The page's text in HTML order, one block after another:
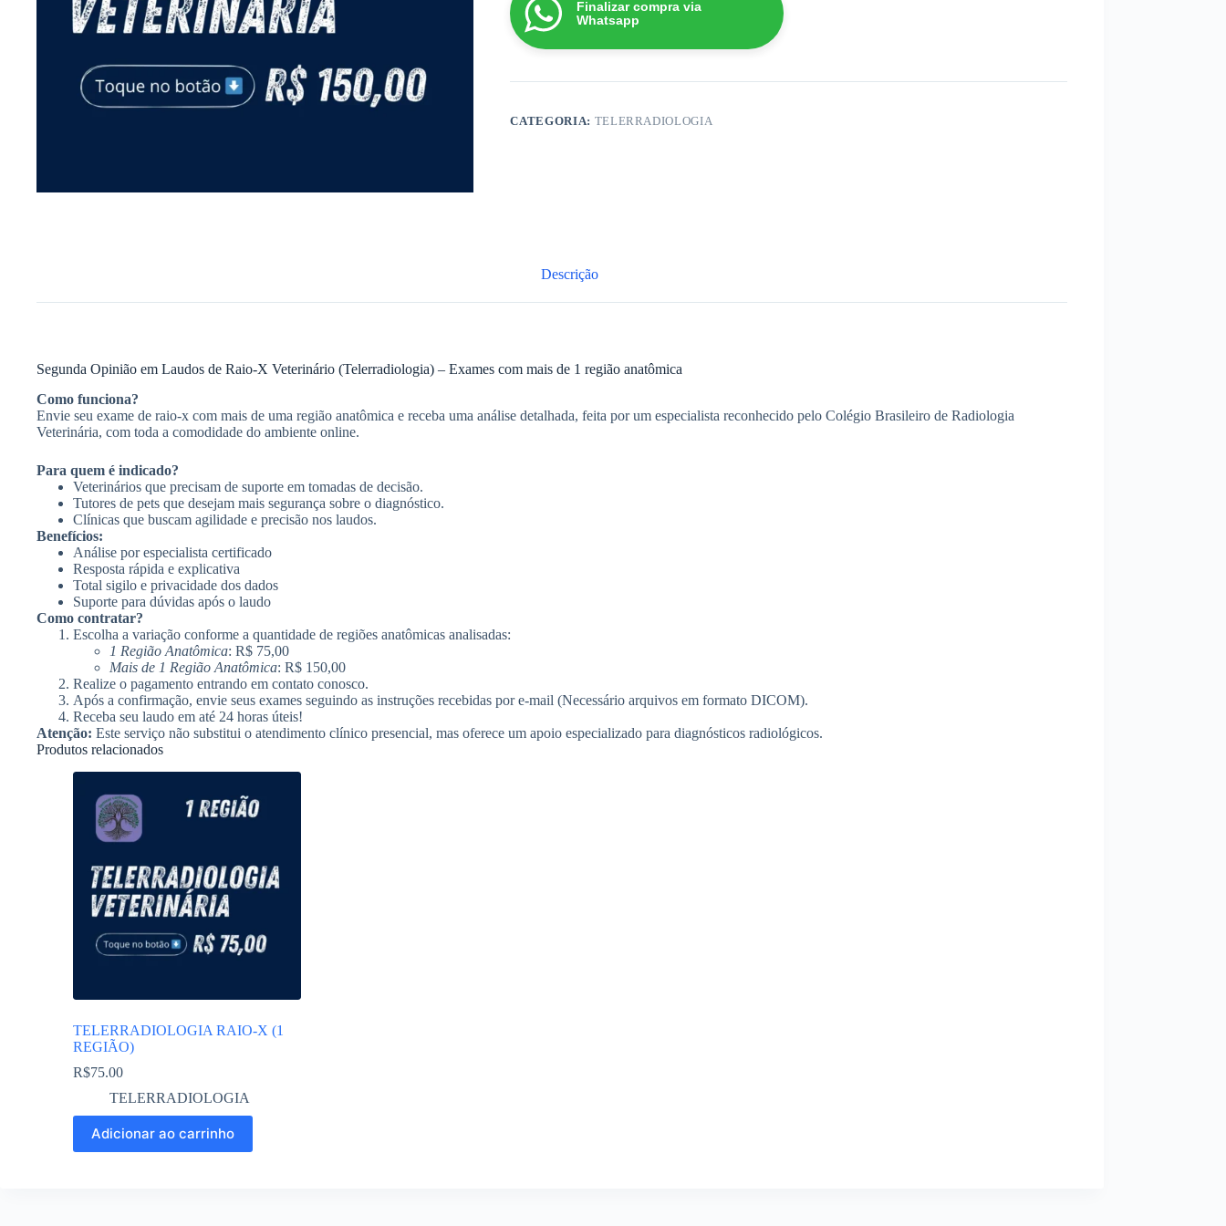
REGIÃO)
quantidade
Finalizar compra via
Whatsapp
CATEGORIA: TELERRADIOLOGIA
Descrição
Segunda Opinião em Laudos de Raio-X Veterinário (Telerradiologia) – Exames com mais de 1 região anatômica
Como funciona?
Envie seu exame de raio-x com mais de uma região anatômica e receba uma análise detalhada, feita por um especialista reconhecido pelo Colégio Brasileiro de Radiologia
Veterinária, com toda a comodidade do ambiente online.
Para quem é indicado?
Veterinários que precisam de suporte em tomadas de decisão.
Tutores de pets que desejam mais segurança sobre o diagnóstico.
Clínicas que buscam agilidade e precisão nos laudos.
Benefícios:
Análise por especialista certificado
Resposta rápida e explicativa
Total sigilo e privacidade dos dados
Suporte para dúvidas após o laudo
Como contratar?
Escolha a variação conforme a quantidade de regiões anatômicas analisadas:
1 Região Anatômica: R$ 75,00
Mais de 1 Região Anatômica: R$ 150,00
Realize o pagamento entrando em contato conosco.
Após a confirmação, envie seus exames seguindo as instruções recebidas por e-mail (Necessário arquivos em formato DICOM).
Receba seu laudo em até 24 horas úteis!
Atenção: Este serviço não substitui o atendimento clínico presencial, mas oferece um apoio especializado para diagnósticos radiológicos.
Produtos relacionados
TELERRADIOLOGIA RAIO-X (1
REGIÃO)
R$75.00
TELERRADIOLOGIA
Adicionar ao carrinho